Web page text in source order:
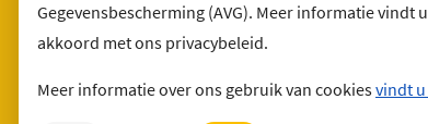
Gegevensbescherming (AVG). Meer informatie vindt
akkoord met ons privacybeleid.
Meer informatie over ons gebruik van cookiesvindt
Bezoekadres
Noordbuurtseweg 27
2381 ET Zoeterwoude